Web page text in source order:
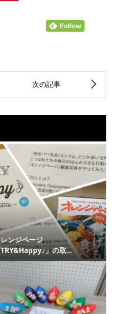
ンジページ
TRY&Happy♪」の取...